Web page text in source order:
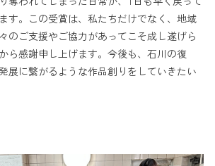
す。この受賞は、私たちだけでなく、地域
のご支援やご協力があってこそ成し遂げら
ら感謝申し上げます。今後も、石川の復
展に繋がるような作品創りをしていきたい